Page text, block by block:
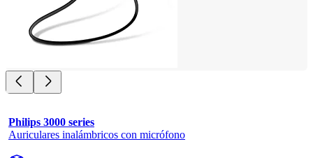
Philips 3000 series
Auriculares inalámbricos con micrófono